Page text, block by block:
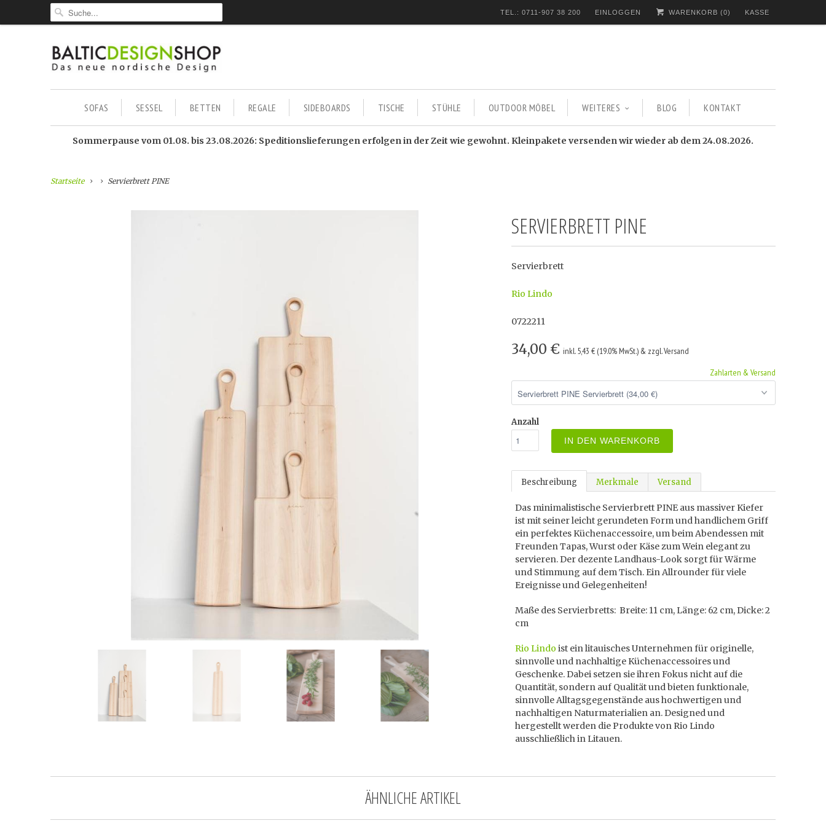
TEL.: 0711-907 38 200 EINLOGGEN WARENKORB (0) KASSE
SOFAS SESSEL BETTEN REGALE SIDEBOARDS TISCHE STÜHLE OUTDOOR MÖBEL WEITERES BLOG KONTAKT
Sommerpause vom 01.08. bis 23.08.2026: Speditionslieferungen erfolgen in der Zeit wie gewohnt. Kleinpakete versenden wir wieder ab dem 24.08.2026.
Startseite Servierbrett PINE
SERVIERBRETT PINE
Servierbrett
Rio Lindo
0722211
34,00 € inkl. 5,43 € (19.0% MwSt.) & zzgl. Versand
Zahlarten & Versand
Anzahl
IN DEN WARENKORB
Beschreibung Merkmale Versand
Das minimalistische Servierbrett PINE aus massiver Kiefer
ist mit seiner leicht gerundeten Form und handlichem Griff
ein perfektes Küchenaccessoire, um beim Abendessen mit
Freunden Tapas, Wurst oder Käse zum Wein elegant zu
servieren. Der dezente Landhaus-Look sorgt für Wärme
und Stimmung auf dem Tisch. Ein Allrounder für viele
Ereignisse und Gelegenheiten!
Maße des Servierbretts: Breite: 11 cm, Länge: 62 cm, Dicke: 2
cm
Rio Lindo ist ein litauisches Unternehmen für originelle,
sinnvolle und nachhaltige Küchenaccessoires und
Geschenke. Dabei setzen sie ihren Fokus nicht auf die
Quantität, sondern auf Qualität und bieten funktionale,
sinnvolle Alltagsgegenstände aus hochwertigen und
nachhaltigen Naturmaterialien an. Designed und
hergestellt werden die Produkte von Rio Lindo
ausschließlich in Litauen.
ÄHNLICHE ARTIKEL